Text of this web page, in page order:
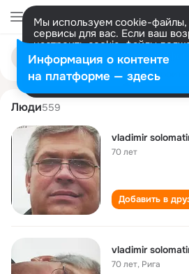
Мы используем cookie-файлы,
сервисы для вас. Если ваш
настроить cookie-файлы
представитель. Больше
Разрешить все Настроить
Поиск
людям
vladimir solomatin
Люди559
vladimir
70 лет
Добавить в
vladimir
70 лет, Рига
Информация о контенте
на платформе — здесь